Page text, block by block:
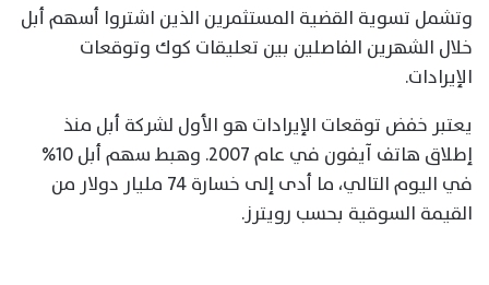
وتشمل تسوية القضية المستثمرين الذين اشتروا أسهم أبل
خلال الشهرين الفاصلين بين تعليقات كوك وتوقعات
الإيرادات.
يعتبر خفض توقعات الإيرادات هو الأول لشركة أبل منذ
إطلاق هاتف آيفون في عام 2007. وهبط سهم أبل 10%
في اليوم التالي، ما أدى إلى خسارة 74 مليار دولار من
القيمة السوقية بحسب رويترز.